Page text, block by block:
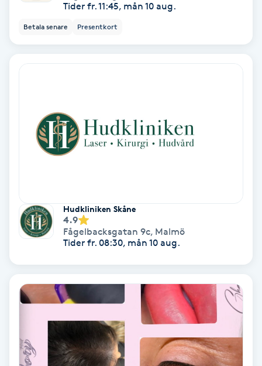
Kroppsinpackning
Kroppspeeling
Kärlbehandling
Laserbehandling
Lashlift Keratin
LED-ljusterapi
Liktornar
Tider fr. 11:45, mån 10 aug.
Betala senare Presentkort
Hudkliniken Skåne
4.9
Fågelbacksgatan 9c, Malmö
Tider fr. 08:30, mån 10 aug.